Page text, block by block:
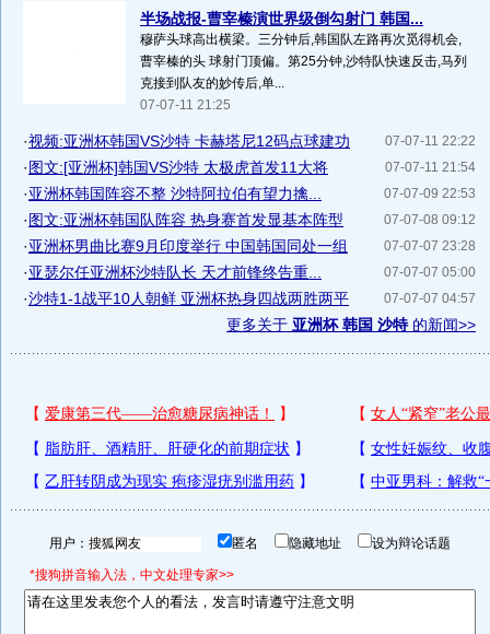
半场战报-曹宰榛演世界级倒勾射门 韩国...
穆萨头球高出横梁。三分钟后,韩国队左路再次觅得机会,
曹宰榛的头 球射门顶偏。第25分钟,沙特队快速反击,马列
克接到队友的妙传后,单...
07-07-11 21:25
07-07-11 22:22
·视频:亚洲杯韩国VS沙特 卡赫塔尼12码点球建功
07-07-11 21:54
·图文:[亚洲杯]韩国VS沙特 太极虎首发11大将
07-07-09 22:53
·亚洲杯韩国阵容不整 沙特阿拉伯有望力擒...
07-07-08 09:12
·图文:亚洲杯韩国队阵容 热身赛首发显基本阵型
07-07-07 23:28
·亚洲杯男曲比赛9月印度举行 中国韩国同处一组
07-07-07 05:00
·亚瑟尔任亚洲杯沙特队长 天才前锋终告重...
07-07-07 04:57
·沙特1-1战平10人朝鲜 亚洲杯热身四战两胜两平
更多关于 亚洲杯 韩国 沙特的新闻>>
用户： 匿名 隐藏地址 设为辩论话题
*搜狗拼音输入法，中文处理专家>>